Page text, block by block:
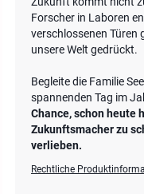
Forscher in Laboren
verschlossenen Türen
unsere Welt gedrückt.
Begleite die Familie
spannenden Tag im
Chance, schon heute
Zukunftsmacher zu
verlieben.
Rechtliche